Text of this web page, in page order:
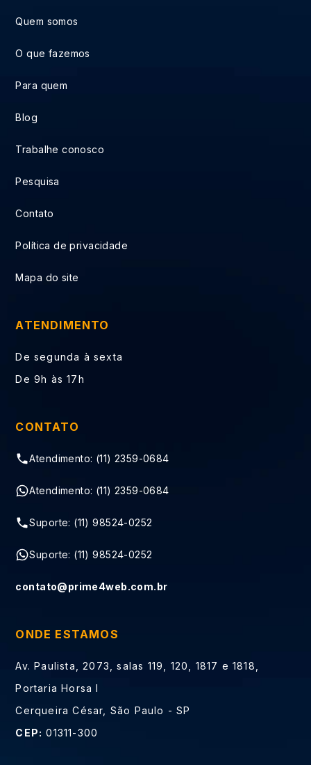
Quem somos
O que fazemos
Para quem
Blog
Trabalhe conosco
Pesquisa
Contato
Política de privacidade
Mapa do site
ATENDIMENTO
De segunda à sexta
De 9h às 17h
CONTATO
Atendimento: (11) 2359-0684
Atendimento: (11) 2359-0684
Suporte: (11) 98524-0252
Suporte: (11) 98524-0252
contato@prime4web.com.br
ONDE ESTAMOS
Av. Paulista, 2073, salas 119, 120, 1817 e 1818,
Portaria Horsa I
Cerqueira César, São Paulo - SP
CEP: 01311-300